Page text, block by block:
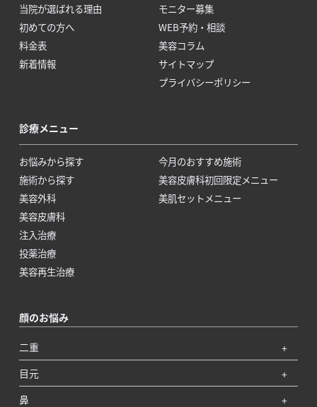
当院が選ばれる理由
初めての方へ
料金表
新着情報
モニター募集
WEB予約・相談
美容コラム
サイトマップ
プライバシーポリシー
診療メニュー
お悩みから探す
施術から探す
美容外科
美容皮膚科
注入治療
投薬治療
美容再生治療
今月のおすすめ施術
美容皮膚科初回限定メニュー
美肌セットメニュー
顔のお悩み
二重
目元
鼻